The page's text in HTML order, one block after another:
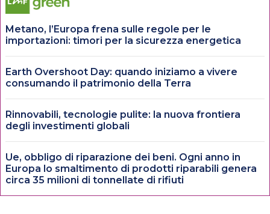
Metano, l’Europa frena sulle regole per le
importazioni: timori per la sicurezza energetica
Earth Overshoot Day: quando iniziamo a vivere
consumando il patrimonio della Terra
Rinnovabili, tecnologie pulite: la nuova frontiera
degli investimenti globali
Ue, obbligo di riparazione dei beni. Ogni anno in
Europa lo smaltimento di prodotti riparabili genera
circa 35 milioni di tonnellate di rifiuti